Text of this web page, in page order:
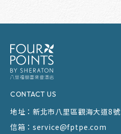
CONTACT US
地址： 新北市八里區觀海大道8號
信箱： service@fptpe.com